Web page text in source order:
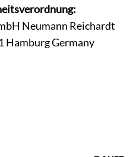
Neumann Reichardt
Hamburg Germany